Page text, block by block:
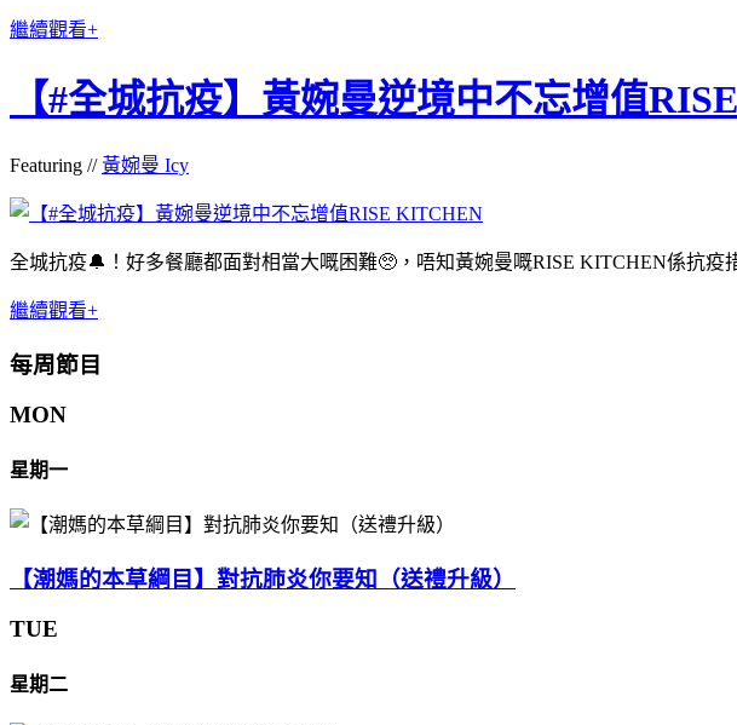
繼續觀看+
【#全城抗疫】黃婉曼逆境中不忘增值
Featuring //黃婉曼 Icy
全城抗疫🔔！好多餐廳都面對相當大嘅困難🥺，唔知黃婉曼嘅RISE KITCHEN係抗疫
繼續觀看+
每周節目
MON
星期一
【潮媽的本草綱目】對抗肺炎你要知（送禮升級）
TUE
星期二